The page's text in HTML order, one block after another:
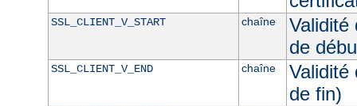
SSL_CLIENT_V_START chaîne
Validité
de
SSL_CLIENT_V_END chaîne
Validité
de fin)